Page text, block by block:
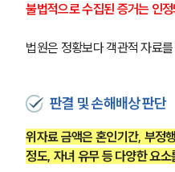
불법적으로 수집된 증거는 인
법원은 정황보다 객관적 자료
판결 및 손해배상 판단
위자료 금액은 혼인기간, 부정
정도, 자녀 유무 등 다양한 요